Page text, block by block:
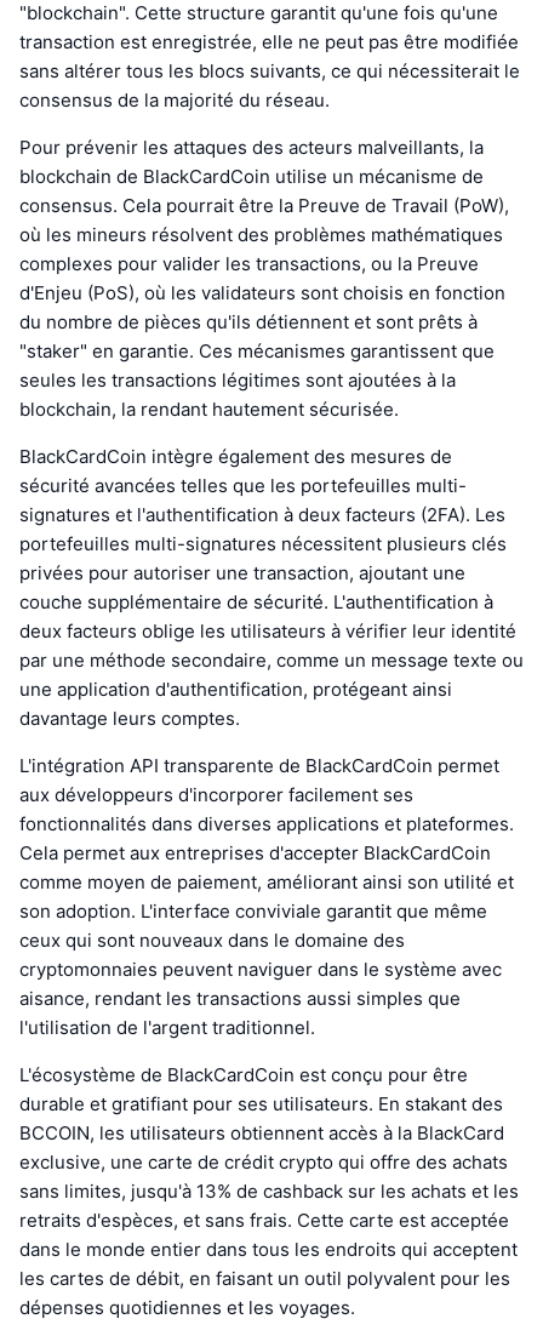
"blockchain". Cette structure garantit qu'une fois qu'une
transaction est enregistrée, elle ne peut pas être modifiée
sans altérer tous les blocs suivants, ce qui nécessiterait le
consensus de la majorité du réseau.
Pour prévenir les attaques des acteurs malveillants, la
blockchain de BlackCardCoin utilise un mécanisme de
consensus. Cela pourrait être la Preuve de Travail (PoW),
où les mineurs résolvent des problèmes mathématiques
complexes pour valider les transactions, ou la Preuve
d'Enjeu (PoS), où les validateurs sont choisis en fonction
du nombre de pièces qu'ils détiennent et sont prêts à
"staker" en garantie. Ces mécanismes garantissent que
seules les transactions légitimes sont ajoutées à la
blockchain, la rendant hautement sécurisée.
BlackCardCoin intègre également des mesures de
sécurité avancées telles que les portefeuilles multi-
signatures et l'authentification à deux facteurs (2FA). Les
portefeuilles multi-signatures nécessitent plusieurs clés
privées pour autoriser une transaction, ajoutant une
couche supplémentaire de sécurité. L'authentification à
deux facteurs oblige les utilisateurs à vérifier leur identité
par une méthode secondaire, comme un message texte ou
une application d'authentification, protégeant ainsi
davantage leurs comptes.
L'intégration API transparente de BlackCardCoin permet
aux développeurs d'incorporer facilement ses
fonctionnalités dans diverses applications et plateformes.
Cela permet aux entreprises d'accepter BlackCardCoin
comme moyen de paiement, améliorant ainsi son utilité et
son adoption. L'interface conviviale garantit que même
ceux qui sont nouveaux dans le domaine des
cryptomonnaies peuvent naviguer dans le système avec
aisance, rendant les transactions aussi simples que
l'utilisation de l'argent traditionnel.
L'écosystème de BlackCardCoin est conçu pour être
durable et gratifiant pour ses utilisateurs. En stakant des
BCCOIN, les utilisateurs obtiennent accès à la BlackCard
exclusive, une carte de crédit crypto qui offre des achats
sans limites, jusqu'à 13% de cashback sur les achats et les
retraits d'espèces, et sans frais. Cette carte est acceptée
dans le monde entier dans tous les endroits qui acceptent
les cartes de débit, en faisant un outil polyvalent pour les
dépenses quotidiennes et les voyages.